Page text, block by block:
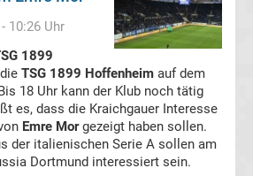
10:26 Uhr
1899
TSG 1899 Hoffenheim auf dem
18 Uhr kann der Klub noch tätig
es, dass die Kraichgauer Interesse
Emre Morgezeigt haben sollen.
der italienischen Serie A sollen am
Dortmund interessiert sein.